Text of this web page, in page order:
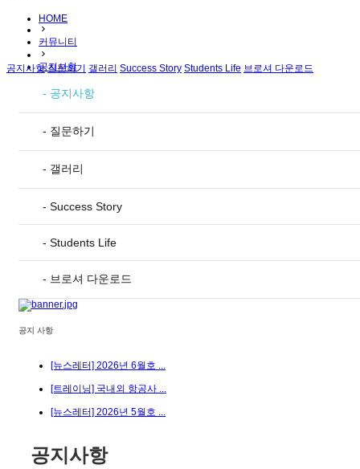
HOME
커뮤니티
공지사항
공지사항 질문하기 갤러리 Success Story Students Life 브로셔 다운로드
- 공지사항
- 질문하기
- 갤러리
- Success Story
- Students Life
- 브로셔 다운로드
공지 사항
[뉴스레터] 2026년 6월호 ...
[트레이닝] 국내외 항공사 ...
[뉴스레터] 2026년 5월호 ...
공지사항